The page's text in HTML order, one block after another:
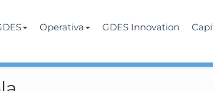
Operativa GDES Innovation